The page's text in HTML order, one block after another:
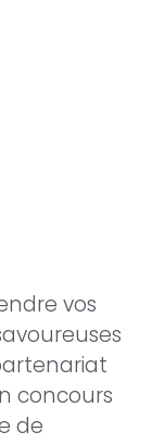
vos
concours
de